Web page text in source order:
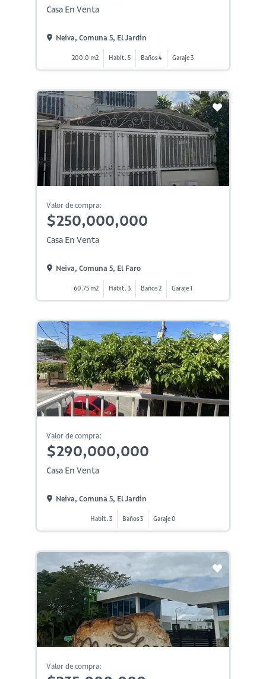
Casa En Venta
Neiva, Comuna 5, El Jardin
200.0 m2 Habit. 5 Baños 4 Garaje 3
Valor de compra:
$250,000,000
Casa En Venta
Neiva, Comuna 5, El Faro
60.75 m2 Habit. 3 Baños 2 Garaje 1
Valor de compra:
$290,000,000
Casa En Venta
Neiva, Comuna 5, El Jardin
Habit. 3 Baños 3 Garaje 0
Valor de compra: